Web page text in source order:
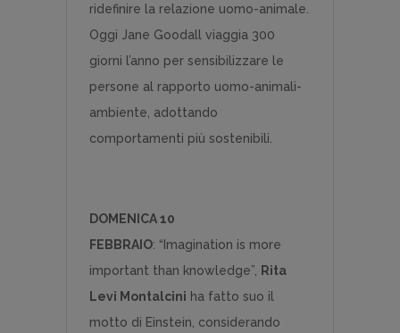
ridefinire la relazione uomo-animale.
Oggi Jane Goodall viaggia 300
giorni l’anno per sensibilizzare le
persone al rapporto uomo-animali-
ambiente, adottando
comportamenti più sostenibili.
DOMENICA 10
FEBBRAIO: “Imagination is more
important than knowledge”,
Rita
Levi Montalcini ha fatto suo il
motto di Einstein, considerando